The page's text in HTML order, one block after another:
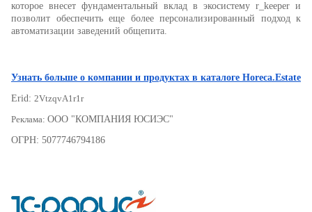
которое внесет фундаментальный вклад в экосистему r_keeper и
позволит обеспечить еще более персонализированный подход к
автоматизации заведений общепита.
Узнать больше о компании и продуктах в каталоге Horeca.Estate
Erid: 2VtzqvA1r1r
Реклама: ООО "КОМПАНИЯ ЮСИЭС"
ОГРН: 5077746794186